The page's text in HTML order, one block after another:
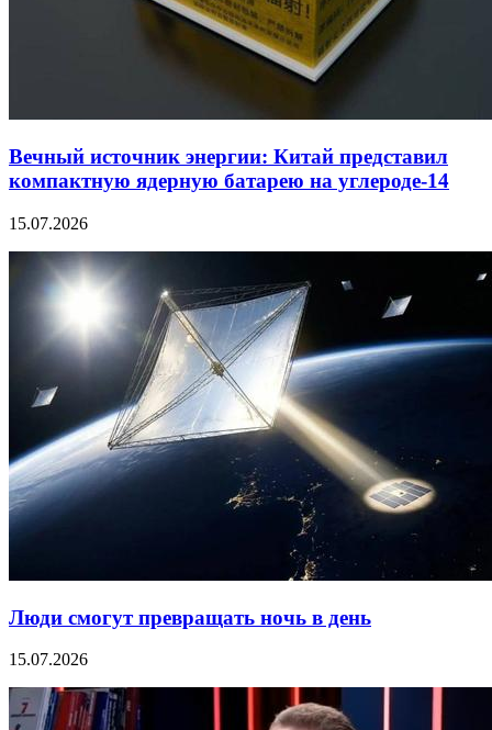
Вечный источник энергии: Китай представил
компактную ядерную батарею на углероде-14
15.07.2026
Люди смогут превращать ночь в день
15.07.2026